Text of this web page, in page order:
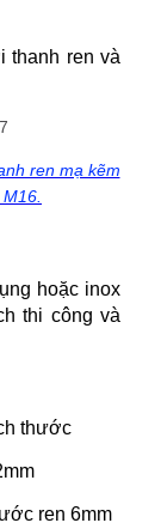
thanh ren và
ren mạ kẽm
hoặc inox
thi công và
thước
ren 6mm